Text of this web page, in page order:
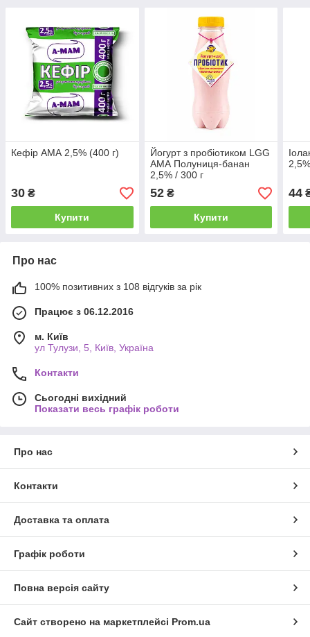
Кефір АМА 2,5% (400 г)
30 ₴
Купити
Йогурт з пробіотиком LGG
АМА Полуниця-банан
2,5% / 300 г
52₴
Купити
44
Про нас
100% позитивних з 108 відгуків за рік
Працює з 06.12.2016
м. Київ
ул Тулузи, 5, Київ, Україна
Контакти
Сьогодні вихідний
Показати весь графік роботи
Про нас
Контакти
Доставка та оплата
Графік роботи
Повна версія сайту
Сайт створено на маркетплейсі Prom.ua